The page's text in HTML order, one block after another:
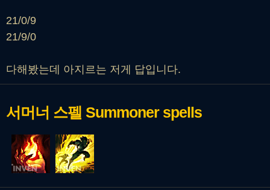
21/0/9
21/9/0
다해봤는데 아지르는 저게 답입니다.
서머너 스펠 Summoner spells